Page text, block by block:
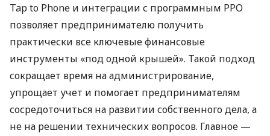
Tap to Phone и интеграции с программным РРО
позволяет предпринимателю получить
практически все ключевые финансовые
инструменты «под одной крышей». Такой подход
сокращает время на администрирование,
упрощает учет и помогает предпринимателям
сосредоточиться на развитии собственного дела, а
не на решении технических вопросов. Главное —